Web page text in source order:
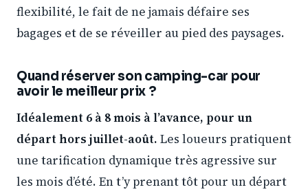
flexibilité, le fait de ne jamais défaire ses
bagages et de se réveiller au pied des paysages.
Quand réserver son camping-car pour
avoir le meilleur prix ?
Idéalement 6 à 8 mois à l’avance, pour un
départ hors juillet-août. Les loueurs pratiquent
une tarification dynamique très agressive sur
les mois d’été. En t’y prenant tôt pour un départ